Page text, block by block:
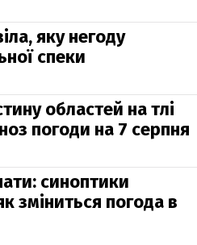
яку негоду
спеки
областей на тлі
погоди на 7 серпня
синоптики
зміниться погода в